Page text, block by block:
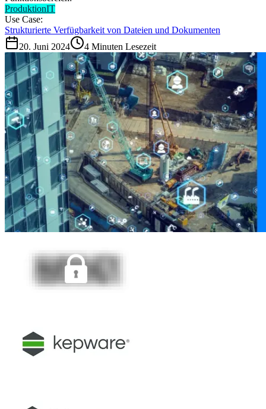
ProduktionIT
Use Case:
Strukturierte Verfügbarkeit von Dateien und Dokumenten
20. Juni 2024
4 Minuten Lesezeit